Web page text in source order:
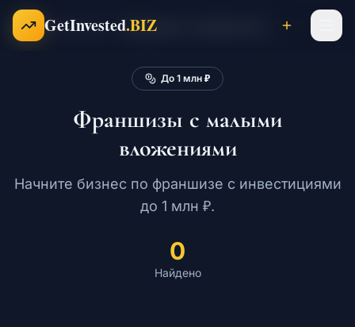
Перейти к содержимому
GetInvested.BIZ
ГлавнаяФраншизы
До 1 млн ₽
Франшизы с малыми
вложениями
Начните бизнес по франшизе с инвестициями
до 1 млн ₽.
0
Найдено